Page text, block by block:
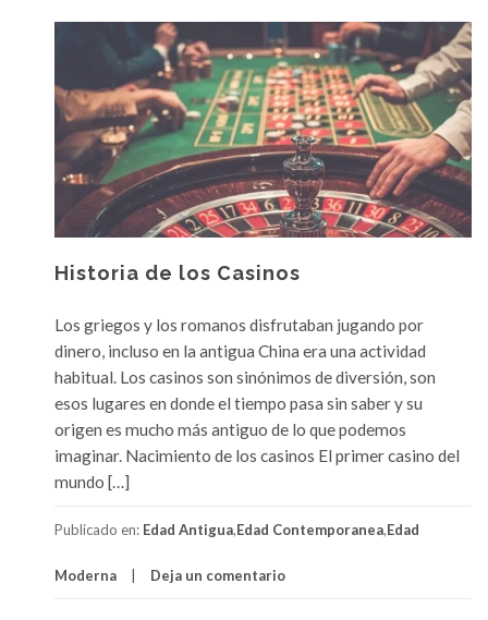
C
i
r
c
r
o
m
a
o
Historia de los Casinos
Los griegos y los romanos disfrutaban jugando por
dinero, incluso en la antigua China era una actividad
habitual. Los casinos son sinónimos de diversión, son
esos lugares en donde el tiempo pasa sin saber y su
origen es mucho más antiguo de lo que podemos
imaginar. Nacimiento de los casinos El primer casino del
mundo […]
Publicado en: Edad Antigua,Edad Contemporanea,Edad
Moderna Deja un comentario